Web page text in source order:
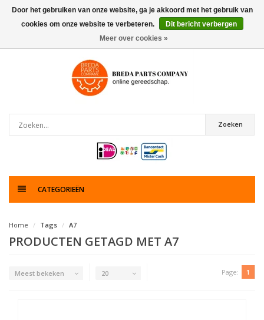
0artikelen
Zoeken
CATEGORIEËN
Home Tags A7
PRODUCTEN GETAGD MET A7
Meest bekeken 20 Page: 1
Door het gebruiken van onze website, ga je akkoord met het gebruik van
cookies om onze website te verbeteren.
Dit bericht verbergen
Meer over cookies »